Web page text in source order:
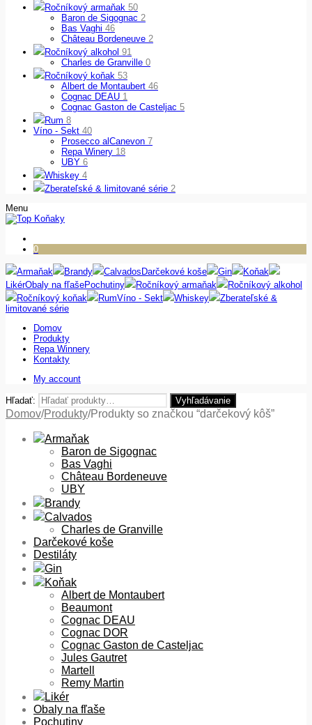
Ročníkový armaňak 50
Baron de Sigognac 2
Bas Vaghi 46
Château Bordeneuve 2
Ročníkový alkohol 91
Charles de Granville 0
Ročníkový koňak 53
Albert de Montaubert 46
Cognac DEAU 1
Cognac Gaston de Casteljac 5
Rum 8
Víno - Sekt 40
Prosecco alCanevon 7
Repa Winery 18
UBY 6
Whiskey 4
Zberateľské & limitované série 2
Menu
0
Armaňak Brandy CalvadosDarčekové koše Gin
Koňak
LikérObaly na fľašePochutiny Ročníkový armaňak
Ročníkový alkohol
Ročníkový koňak
RumVíno - Sekt Whiskey
Zberateľské &
limitované série
Domov
Produkty
Repa Winnery
Kontakty
My account
Hľadať: Vyhľadávanie
Domov/Produkty/Produkty so značkou “darčekový kôš”
Armaňak
Baron de Sigognac
Bas Vaghi
Château Bordeneuve
UBY
Brandy
Calvados
Charles de Granville
Darčekové koše
Destiláty
Gin
Koňak
Albert de Montaubert
Beaumont
Cognac DEAU
Cognac DOR
Cognac Gaston de Casteljac
Jules Gautret
Martell
Remy Martin
Likér
Obaly na fľaše
Pochutiny